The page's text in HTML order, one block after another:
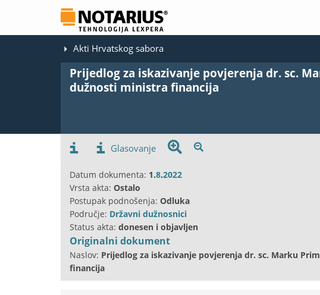
Akti Hrvatskog sabora
Prijedlog za iskazivanje povjerenja dr. sc.
dužnosti ministra financija
Glasovanje
Datum dokumenta: 1.8.2022
Vrsta akta: Ostalo
Postupak podnošenja: Odluka
Područje: Državni dužnosnici
Status akta: donesen i objavljen
Originalni dokument
Naslov: Prijedlog za iskazivanje povjerenja dr. sc. Marku
financija